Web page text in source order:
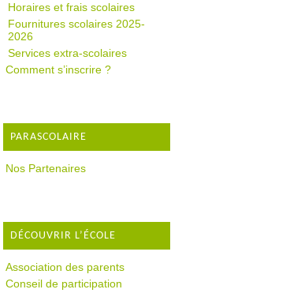
Horaires et frais scolaires
Fournitures scolaires 2025-
2026
Services extra-scolaires
Comment s’inscrire ?
PARASCOLAIRE
Nos Partenaires
DÉCOUVRIR L’ÉCOLE
Association des parents
Conseil de participation